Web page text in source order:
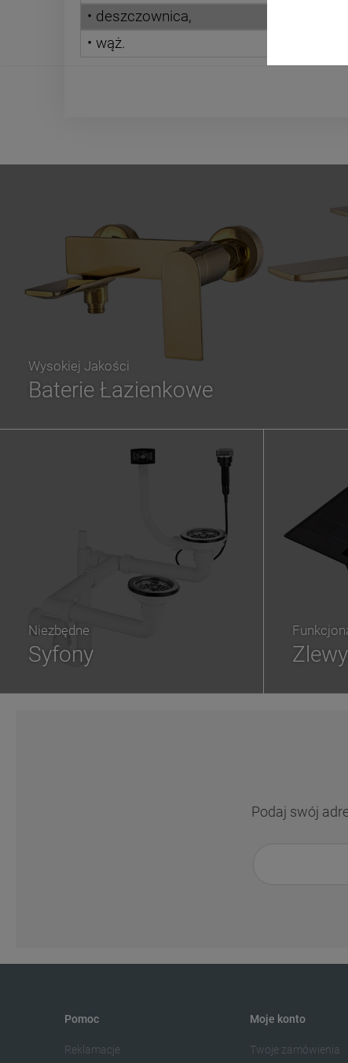
• deszczownica,
• wąż.
Wysokiej Jakości
Baterie Łazienkowe
Niezbędne
Syfony Zlewy
Podaj swój
Pomoc
Reklamacje
Moje konto
Twoje zamówienia